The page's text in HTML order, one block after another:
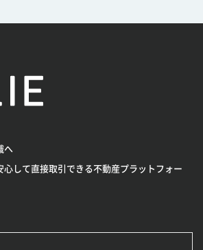
へ
心して直接取引できる不動産プラットフォー